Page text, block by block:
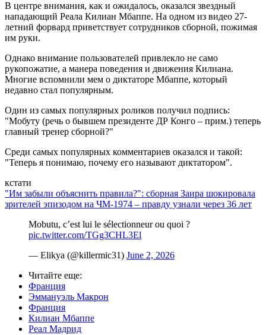
В центре внимания, как и ожидалось, оказался звездный
нападающий Реала Килиан Мбаппе. На одном из видео 27-
летний форвард приветствует сотрудников сборной, пожимая
им руки.
Однако внимание пользователей привлекло не само
рукопожатие, а манера поведения и движения Килиана.
Многие вспомнили мем о диктаторе Мбаппе, который
недавно стал популярным.
Один из самых популярных роликов получил подпись:
"Мобуту (речь о бывшем президенте ДР Конго – прим.) теперь
главный тренер сборной?"
Среди самых популярных комментариев оказался и такой:
"Теперь я понимаю, почему его называют диктатором".
кстати
"Им забыли объяснить правила?": сборная Заира шокировала
зрителей эпизодом на ЧМ-1974 – правду узнали через 36 лет
Mobutu, c’est lui le sélectionneur ou quoi ?
pic.twitter.com/TGg3CHL3El
— Elikya (@killermic31) June 2, 2026
Читайте еще:
Франция
Эммануэль Макрон
Франция
Килиан Мбаппе
Реал Мадрид